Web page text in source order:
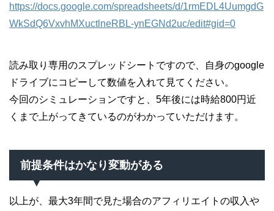
https://docs.google.com/spreadsheets/d/1rmEDL4UumgdG
WkSdQ6VxvhMXuctlneRBL-ynEGNd2uc/edit#gid=0
読み取り専用のスプレッドシートですので、自身のgoogle
ドライブにコピーして数値を入れて見てください。
今回のシミュレーションですと、5年後には時給800円近
くまで上がってきているのがわかっていただけます。
前提条件はかなり変動がある
以上が、最大3年間で見た場合のアフィリエイトの収入や